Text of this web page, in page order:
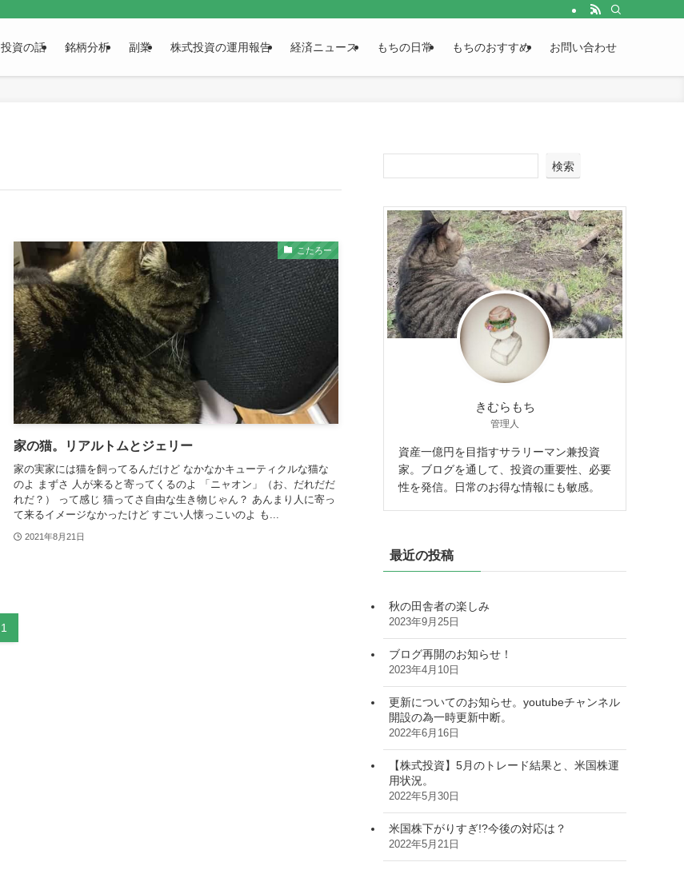
投資の話 銘柄分析 副業 株式投資の運用報告 経済ニュース もちの日常 もちのおすすめ お問い合わせ
こたろー
家の猫。リアルトムとジェリー
家の実家には猫を飼ってるんだけど なかなかキューティクルな猫な
のよ まずさ 人が来ると寄ってくるのよ 「ニャオン」（お、だれだだ
れだ？） って感じ 猫ってさ自由な生き物じゃん？ あんまり人に寄っ
て来るイメージなかったけど すごい人懐っこいのよ も...
2021年8月21日
1
検索
きむらもち
管理人
資産一億円を目指すサラリーマン兼投資
家。ブログを通して、投資の重要性、必要
性を発信。日常のお得な情報にも敏感。
最近の投稿
秋の田舎者の楽しみ
2023年9月25日
ブログ再開のお知らせ！
2023年4月10日
更新についてのお知らせ。youtubeチャンネル
開設の為一時更新中断。
2022年6月16日
【株式投資】5月のトレード結果と、米国株運
用状況。
2022年5月30日
米国株下がりすぎ!?今後の対応は？
2022年5月21日